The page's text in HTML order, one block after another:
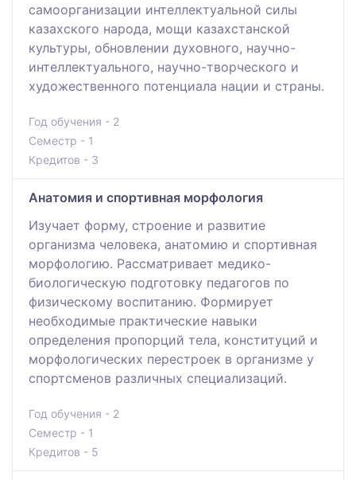
самоорганизации интеллектуальной силы
казахского народа, мощи казахстанской
культуры, обновлении духовного, научно-
интеллектуального, научно-творческого и
художественного потенциала нации и страны.
Год обучения - 2
Семестр - 1
Кредитов - 3
Анатомия и спортивная морфология
Изучает форму, строение и развитие
организма человека, анатомию и спортивная
морфологию. Рассматривает медико-
биологическую подготовку педагогов по
физическому воспитанию. Формирует
необходимые практические навыки
определения пропорций тела, конституций и
морфологических перестроек в организме у
спортсменов различных специализаций.
Год обучения - 2
Семестр - 1
Кредитов - 5